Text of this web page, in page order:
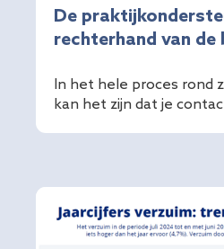
De
rechterhand van
In het hele proces rond
kan het zijn dat je